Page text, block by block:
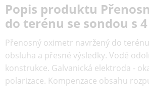
Popis produktu
do terénu se sondou s
Přenosný oximetr navržený do
obsluha a přesné výsledky. Vodě
konstrukce. Galvanická elektroda -
polarizace. Kompenzace obsahu